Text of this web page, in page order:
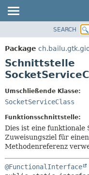
PACKAGE
KLASSE
BAUM
INDEX
SEARCH
Package
Schnittstelle
Umschließende Klasse:
SocketServiceClass
Funktionsschnittstelle:
Dies ist eine funktionale
Zuweisungsziel für
Methodenreferenz
@FunctionalInterface